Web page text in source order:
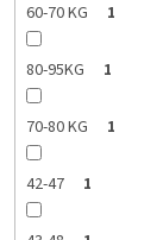
60-70 KG 1
80-95KG 1
70-80 KG 1
42-47 1